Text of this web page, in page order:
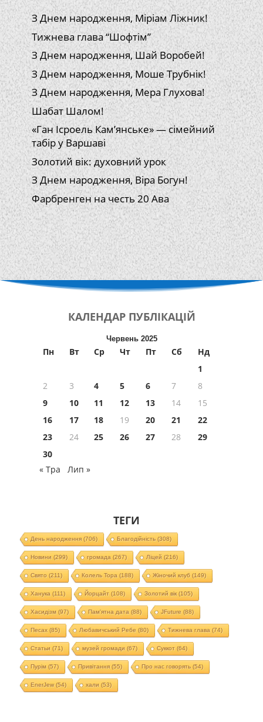
З Днем народження, Міріам Ліжник!
Тижнева глава “Шофтім”
З Днем народження, Шай Воробей!
З Днем народження, Моше Трубнік!
З Днем народження, Мера Глухова!
Шабат Шалом!
«Ган Ісроель Кам’янське» — сімейний
табір у Варшаві
Золотий вік: духовний урок
З Днем народження, Віра Богун!
Фарбренген на честь 20 Ава
КАЛЕНДАР ПУБЛІКАЦІЙ
Червень 2025
Пн Вт Ср Чт Пт Сб
Нд
1
2
3 4 5 6 7
8
9
10 11 12 13 14
15
16
17 18 19 20 21
22
23
24 25 26 27 28
29
30
« Тра
Лип »
ТЕГИ
День народження(706) Благодійність(308)
Новини (299) громада (267) Ліцей (216)
Свято (211) Колель Тора (188) Жіночий клуб (149)
Ханука (111) Йорцайт (108) Золотий вік(105)
Хасидізм (97) Пам'ятна дата (88) JFuture (88)
Песах(85) Любавичський Ребе (80) Тижнева глава (74)
Статьи (71) музей громади (67) Суккот (64)
Пурім (57) Привітання(55) Про нас говорять(54)
EnerJew(54) хали (53)